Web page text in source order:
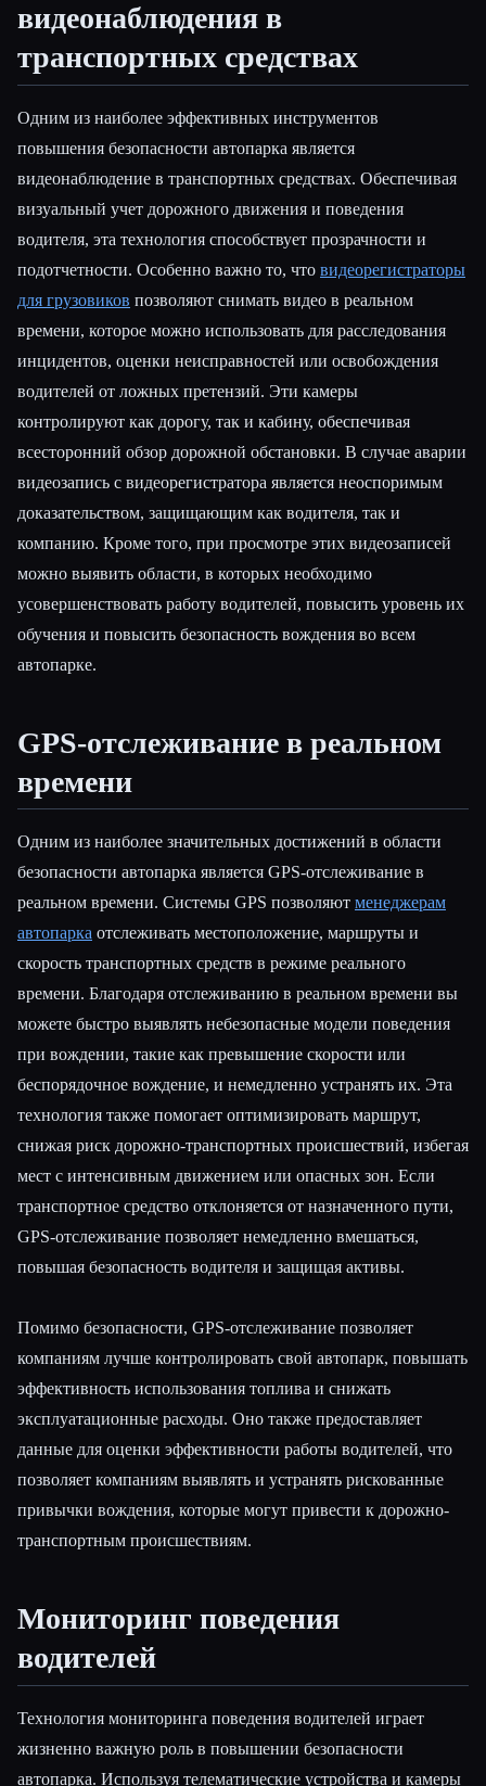
видеонаблюдения в
транспортных средствах
Одним из наиболее эффективных инструментов
повышения безопасности автопарка является
видеонаблюдение в транспортных средствах. Обеспечивая
визуальный учет дорожного движения и поведения
водителя, эта технология способствует прозрачности и
подотчетности. Особенно важно то, что видеорегистраторы
для грузовиков позволяют снимать видео в реальном
времени, которое можно использовать для расследования
инцидентов, оценки неисправностей или освобождения
водителей от ложных претензий. Эти камеры
контролируют как дорогу, так и кабину, обеспечивая
всесторонний обзор дорожной обстановки. В случае аварии
видеозапись с видеорегистратора является неоспоримым
доказательством, защищающим как водителя, так и
компанию. Кроме того, при просмотре этих видеозаписей
можно выявить области, в которых необходимо
усовершенствовать работу водителей, повысить уровень их
обучения и повысить безопасность вождения во всем
автопарке.
GPS-отслеживание в реальном
времени
Одним из наиболее значительных достижений в области
безопасности автопарка является GPS-отслеживание в
реальном времени. Системы GPS позволяют менеджерам
автопарка отслеживать местоположение, маршруты и
скорость транспортных средств в режиме реального
времени. Благодаря отслеживанию в реальном времени вы
можете быстро выявлять небезопасные модели поведения
при вождении, такие как превышение скорости или
беспорядочное вождение, и немедленно устранять их. Эта
технология также помогает оптимизировать маршрут,
снижая риск дорожно-транспортных происшествий, избегая
мест с интенсивным движением или опасных зон. Если
транспортное средство отклоняется от назначенного пути,
GPS-отслеживание позволяет немедленно вмешаться,
повышая безопасность водителя и защищая активы.
Помимо безопасности, GPS-отслеживание позволяет
компаниям лучше контролировать свой автопарк, повышать
эффективность использования топлива и снижать
эксплуатационные расходы. Оно также предоставляет
данные для оценки эффективности работы водителей, что
позволяет компаниям выявлять и устранять рискованные
привычки вождения, которые могут привести к дорожно-
транспортным происшествиям.
Мониторинг поведения
водителей
Технология мониторинга поведения водителей играет
жизненно важную роль в повышении безопасности
автопарка. Используя телематические устройства и камеры